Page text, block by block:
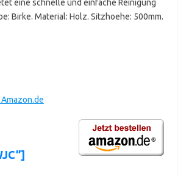
eine schnelle und einfache Reinigung
Birke. Material: Holz. Sitzhoehe: 500mm.